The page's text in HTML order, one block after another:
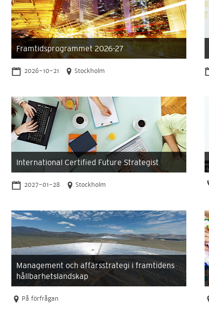
Framtidsprogrammet 2026-27
2026-10-21 Stockholm
International Certified Future Strategist
2027-01-28 Stockholm
Management och affärsstrategi i framtidens
hållbarhetslandskap
På förfrågan